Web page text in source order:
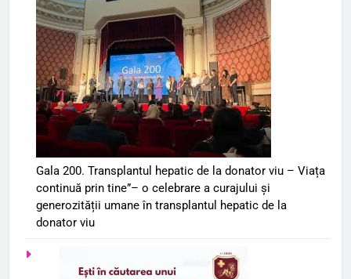
Gala 200. Transplantul hepatic de la donator viu – Viața
continuă prin tine”– o celebrare a curajului și
generozității umane în transplantul hepatic de la
donator viu